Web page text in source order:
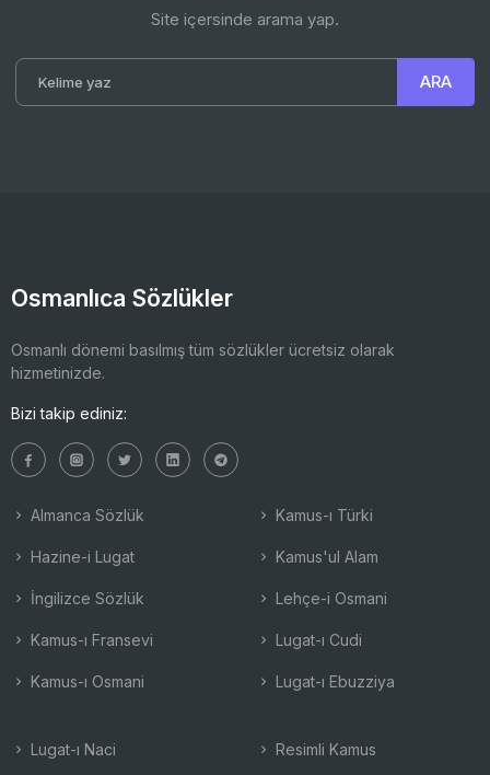
Site içersinde arama yap.
Osmanlıca Sözlükler
Osmanlı dönemi basılmış tüm sözlükler ücretsiz olarak
hizmetinizde.
Bizi takip ediniz:
Almanca Sözlük
Hazine-i Lugat
İngilizce Sözlük
Kamus-ı Fransevi
Kamus-ı Osmani
Kamus-ı Türki
Kamus'ul Alam
Lehçe-i Osmani
Lugat-ı Cudi
Lugat-ı Ebuzziya
Lugat-ı Naci Resimli Kamus